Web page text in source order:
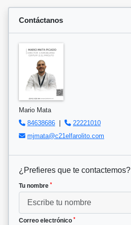
Contáctanos
Mario Mata
84638686
22221010
mjmata@c21elfarolito.com
¿Prefieres que te contactemos?
Tu nombre *
Correo electrónico *